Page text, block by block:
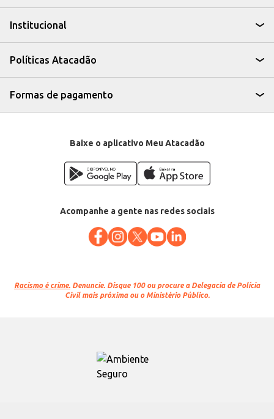
Institucional
Políticas Atacadão
Formas de pagamento
Baixe o aplicativo Meu Atacadão
Acompanhe a gente nas redes sociais
Racismo é crime. Denuncie. Disque 100 ou procure a Delegacia de Polícia
Civil mais próxima ou o Ministério Público.